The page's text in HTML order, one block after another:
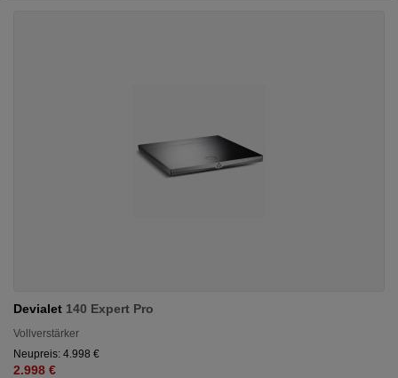
Devialet 140 Expert Pro
Vollverstärker
Neupreis: 4.998 €
2.998 €